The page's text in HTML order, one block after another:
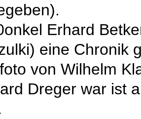
Erhard
eine Chronik
von Wilhelm
Dreger war ist